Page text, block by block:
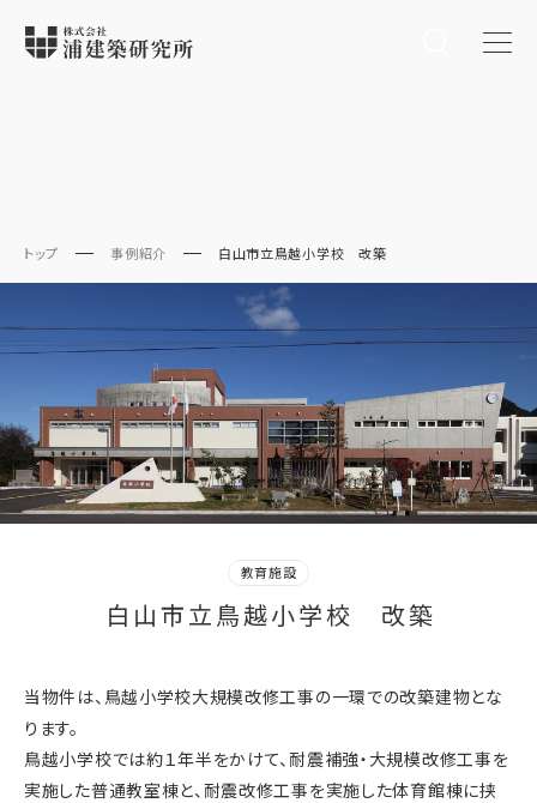
トップ 事例紹介 白山市立鳥越小学校 改築
教育施設
白山市立鳥越小学校 改築
当物件は、鳥越小学校大規模改修工事の一環での改築建物とな
ります。
鳥越小学校では約１年半をかけて、耐震補強・大規模改修工事を
実施した普通教室棟と、耐震改修工事を実施した体育館棟に挟